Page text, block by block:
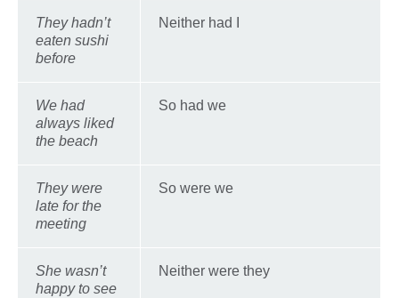
They hadn’t
eaten sushi
before
Neither had I
We had
always liked
the beach
So had we
They were
late for the
meeting
So were we
She wasn’t
happy to see
Neither were they